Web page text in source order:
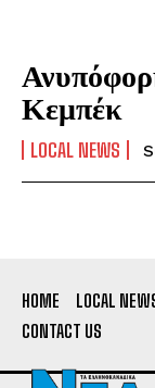
Κεμπέκ
LOCAL NEWS
HOME LOCAL
CONTACT US